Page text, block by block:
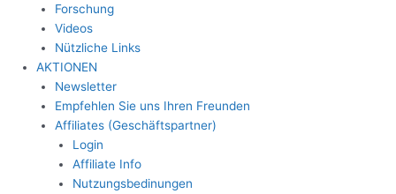
Forschung
Videos
Nützliche Links
AKTIONEN
Newsletter
Empfehlen Sie uns Ihren Freunden
Affiliates (Geschäftspartner)
Login
Affiliate Info
Nutzungsbedinungen